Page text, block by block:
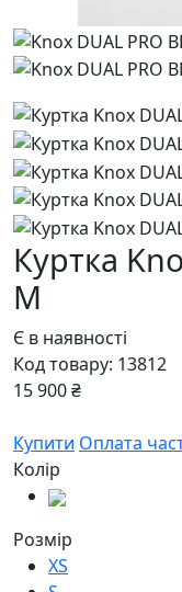
Куртка
M
Є в наявності
Код товару: 13812
15 900 ₴
Купити Оплата
Колір
Розмір
XS